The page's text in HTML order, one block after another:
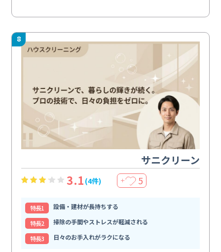
8
サニクリーン
3.1 (4件) ＋ 5
特⻑1
設備・建材が長持ちする
特⻑2
掃除の手間やストレスが軽減される
特⻑3
日々のお手入れがラクになる